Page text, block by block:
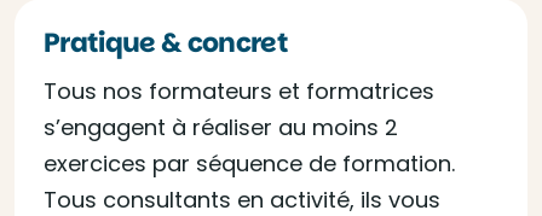
Pratique & concret
Tous nos formateurs et formatrices
s’engagent à réaliser au moins 2
exercices par séquence de formation.
Tous consultants en activité, ils vous